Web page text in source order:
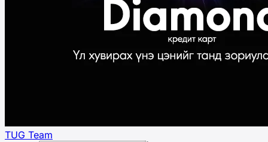
TUG Team